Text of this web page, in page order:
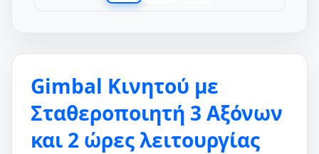
Gimbal Κινητού με
Σταθεροποιητή 3 Αξόνων
και 2 ώρες λειτουργίας